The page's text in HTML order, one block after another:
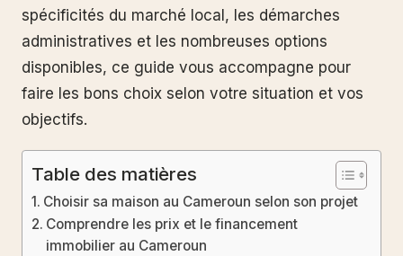
spécificités du marché local, les démarches
administratives et les nombreuses options
disponibles, ce guide vous accompagne pour
faire les bons choix selon votre situation et vos
objectifs.
Table des matières
Choisir sa maison au Cameroun selon son projet
Comprendre les prix et le financement
immobilier au Cameroun